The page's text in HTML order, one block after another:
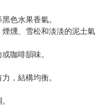
色水果香氣。
燻、雪松和淡淡的泥土氣
咖啡韻味。
，結構均衡。